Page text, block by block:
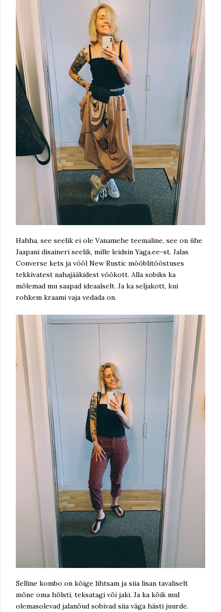
Hahha, see seelik ei ole Vanamehe teemaline, see on ühe
Jaapani disaineri seelik, mille leidsin Yaga.ee-st. Jalas
Converse kets ja vööl New Rustic mööblitööstuses
tekkivatest nahajääkidest vöökott. Alla sobiks ka
mõlemad mu saapad ideaalselt. Ja ka seljakott, kui
rohkem kraami vaja vedada on.
Selline kombo on kõige lihtsam ja siia lisan tavaliselt
mõne oma hõlsti, teksatagi või jaki. Ja ka kõik mul
olemasolevad jalanõud sobivad siia väga hästi juurde.